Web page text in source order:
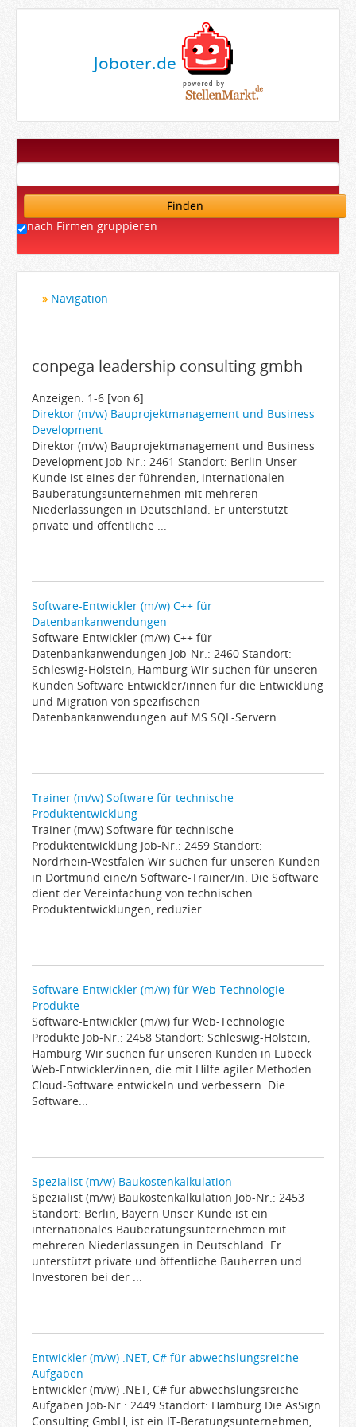
Joboter.de
Finden
nach Firmen gruppieren
Navigation
Arbeitgeber
Firmen von A-Z
Karrieremail
JobWiki
Berufe
Städte
Karriere
conpega leadership consulting gmbh
Anzeigen: 1-6 [von 6]
Direktor (m/w) Bauprojektmanagement und Business
Development
Direktor (m/w) Bauprojektmanagement und Business
Development Job-Nr.: 2461 Standort: Berlin Unser
Kunde ist eines der führenden, internationalen
Bauberatungsunternehmen mit mehreren
Niederlassungen in Deutschland. Er unterstützt
private und öffentliche ...
Software-Entwickler (m/w) C++ für
Datenbankanwendungen
Software-Entwickler (m/w) C++ für
Datenbankanwendungen Job-Nr.: 2460 Standort:
Schleswig-Holstein, Hamburg Wir suchen für unseren
Kunden Software Entwickler/innen für die Entwicklung
und Migration von spezifischen
Datenbankanwendungen auf MS SQL-Servern...
Trainer (m/w) Software für technische
Produktentwicklung
Trainer (m/w) Software für technische
Produktentwicklung Job-Nr.: 2459 Standort:
Nordrhein-Westfalen Wir suchen für unseren Kunden
in Dortmund eine/n Software-Trainer/in. Die Software
dient der Vereinfachung von technischen
Produktentwicklungen, reduzier...
Software-Entwickler (m/w) für Web-Technologie
Produkte
Software-Entwickler (m/w) für Web-Technologie
Produkte Job-Nr.: 2458 Standort: Schleswig-Holstein,
Hamburg Wir suchen für unseren Kunden in Lübeck
Web-Entwickler/innen, die mit Hilfe agiler Methoden
Cloud-Software entwickeln und verbessern. Die
Software...
Spezialist (m/w) Baukostenkalkulation
Spezialist (m/w) Baukostenkalkulation Job-Nr.: 2453
Standort: Berlin, Bayern Unser Kunde ist ein
internationales Bauberatungsunternehmen mit
mehreren Niederlassungen in Deutschland. Er
unterstützt private und öffentliche Bauherren und
Investoren bei der ...
Entwickler (m/w) .NET, C# für abwechslungsreiche
Aufgaben
Entwickler (m/w) .NET, C# für abwechslungsreiche
Aufgaben Job-Nr.: 2449 Standort: Hamburg Die AsSign
Consulting GmbH, ist ein IT-Beratungsunternehmen,